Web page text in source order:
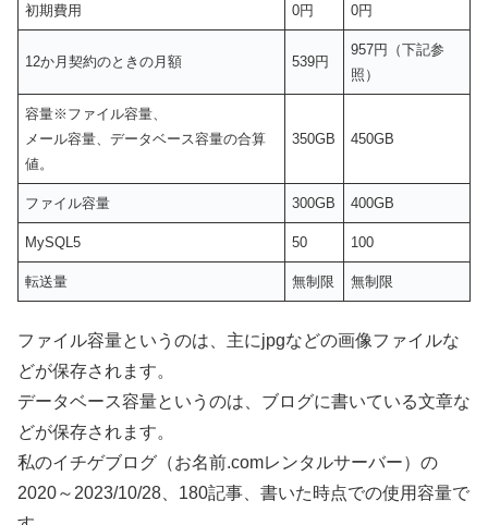
初期費用 0円 0円
12か月契約のときの月額 539円
957円（下記参
照）
容量※ファイル容量、
メール容量、データベース容量の合算
値。
350GB 450GB
ファイル容量 300GB 400GB
MySQL5 50 100
転送量 無制限 無制限
ファイル容量というのは、主にjpgなどの画像ファイルな
どが保存されます。
データベース容量というのは、ブログに書いている文章な
どが保存されます。
私のイチゲブログ（お名前.comレンタルサーバー）の
2020～2023/10/28、180記事、書いた時点での使用容量で